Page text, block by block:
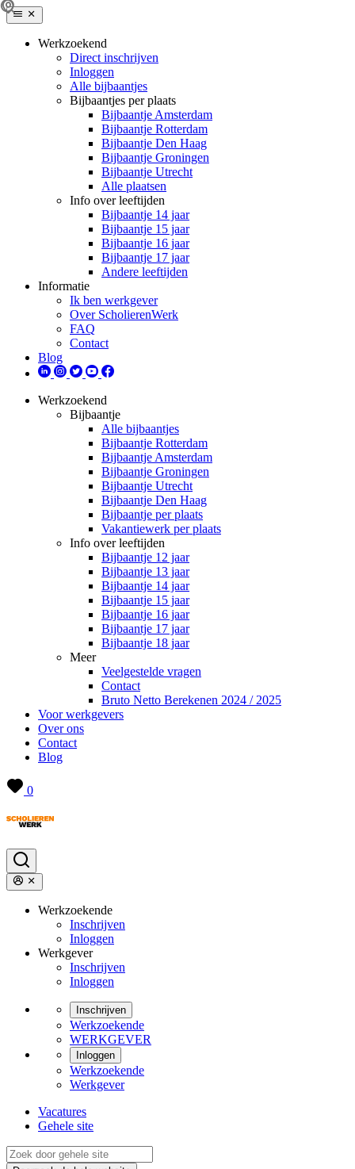
Werkzoekend
Direct inschrijven
Inloggen
Alle bijbaantjes
Bijbaantjes per plaats
Bijbaantje Amsterdam
Bijbaantje Rotterdam
Bijbaantje Den Haag
Bijbaantje Groningen
Bijbaantje Utrecht
Alle plaatsen
Info over leeftijden
Bijbaantje 14 jaar
Bijbaantje 15 jaar
Bijbaantje 16 jaar
Bijbaantje 17 jaar
Andere leeftijden
Informatie
Ik ben werkgever
Over ScholierenWerk
FAQ
Contact
Blog
Werkzoekend
Bijbaantje
Alle bijbaantjes
Bijbaantje Rotterdam
Bijbaantje Amsterdam
Bijbaantje Groningen
Bijbaantje Utrecht
Bijbaantje Den Haag
Bijbaantje per plaats
Vakantiewerk per plaats
Info over leeftijden
Bijbaantje 12 jaar
Bijbaantje 13 jaar
Bijbaantje 14 jaar
Bijbaantje 15 jaar
Bijbaantje 16 jaar
Bijbaantje 17 jaar
Bijbaantje 18 jaar
Meer
Veelgestelde vragen
Contact
Bruto Netto Berekenen 2024 / 2025
Voor werkgevers
Over ons
Contact
Blog
0
Werkzoekende
Inschrijven
Inloggen
Werkgever
Inschrijven
Inloggen
Inschrijven
Werkzoekende
WERKGEVER
Inloggen
Werkzoekende
Werkgever
Vacatures
Gehele site